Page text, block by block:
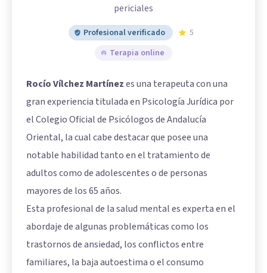
periciales
Profesional verificado
5
Terapia online
Rocío Vílchez Martínezes una terapeuta con una
gran experiencia titulada en Psicología Jurídica por
el Colegio Oficial de Psicólogos de Andalucía
Oriental, la cual cabe destacar que posee una
notable habilidad tanto en el tratamiento de
adultos como de adolescentes o de personas
mayores de los 65 años.
Esta profesional de la salud mental es experta en el
abordaje de algunas problemáticas como los
trastornos de ansiedad, los conflictos entre
familiares, la baja autoestima o el consumo